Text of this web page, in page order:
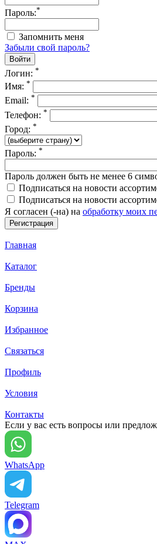
Пароль:*
Запомнить меня
Забыли свой пароль?
Логин: *
Имя: *
Email: *
Телефон: *
Город: *
Пароль: *
Пароль должен быть не менее 6
Подписаться на новости
Подписаться на новости
Я согласен (-на) на обработку моих
Главная
Каталог
Бренды
Корзина
Избранное
Связаться
Профиль
Условия
Контакты
Если у вас есть вопросы или
WhatsApp
Telegram